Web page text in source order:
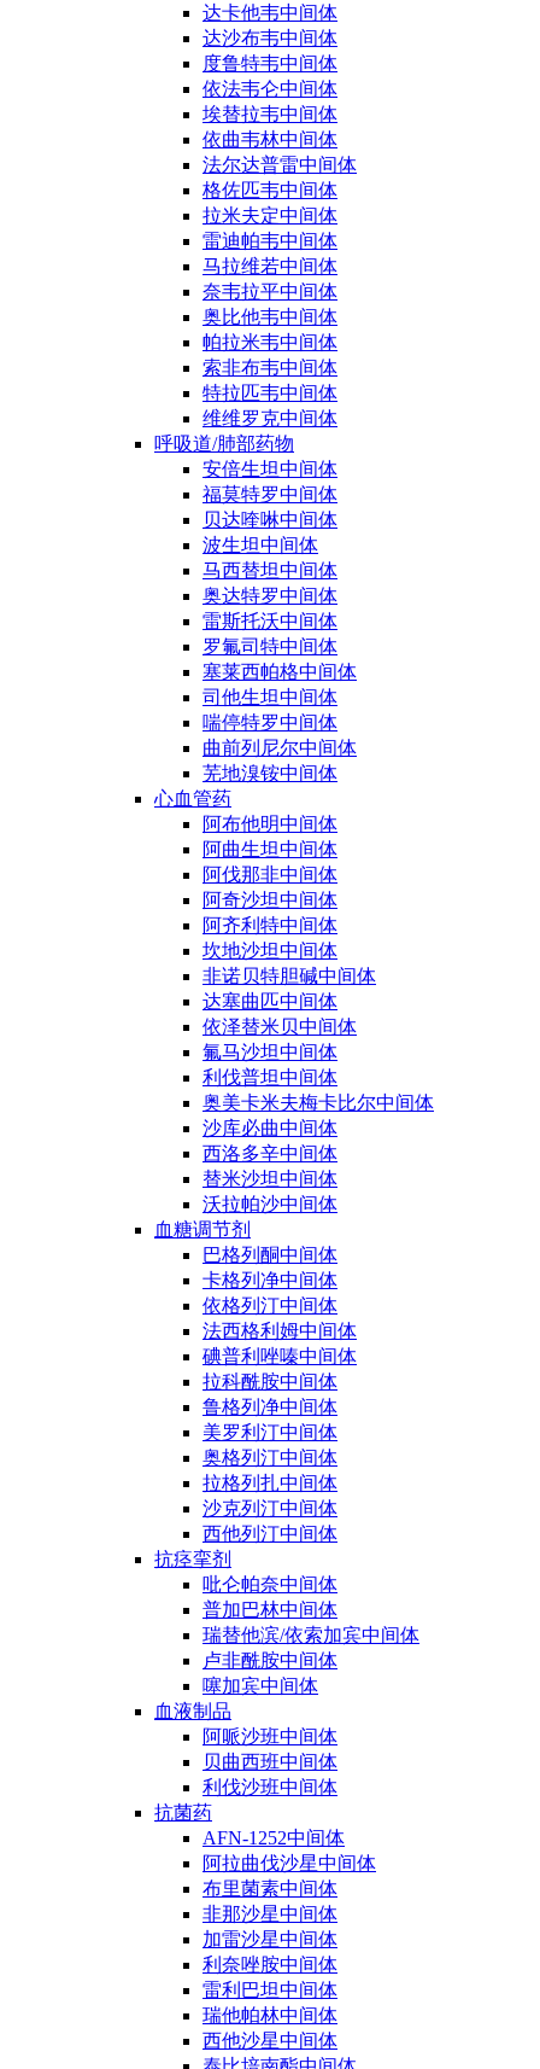
达卡他韦中间体
达沙布韦中间体
度鲁特韦中间体
依法韦仑中间体
埃替拉韦中间体
依曲韦林中间体
法尔达普雷中间体
格佐匹韦中间体
拉米夫定中间体
雷迪帕韦中间体
马拉维若中间体
奈韦拉平中间体
奥比他韦中间体
帕拉米韦中间体
索非布韦中间体
特拉匹韦中间体
维维罗克中间体
呼吸道/肺部药物
安倍生坦中间体
福莫特罗中间体
贝达喹啉中间体
波生坦中间体
马西替坦中间体
奥达特罗中间体
雷斯托沃中间体
罗氟司特中间体
塞莱西帕格中间体
司他生坦中间体
喘停特罗中间体
曲前列尼尔中间体
芜地溴铵中间体
心血管药
阿布他明中间体
阿曲生坦中间体
阿伐那非中间体
阿奇沙坦中间体
阿齐利特中间体
坎地沙坦中间体
非诺贝特胆碱中间体
达塞曲匹中间体
依泽替米贝中间体
氟马沙坦中间体
利伐普坦中间体
奥美卡米夫梅卡比尔中间体
沙库必曲中间体
西洛多辛中间体
替米沙坦中间体
沃拉帕沙中间体
血糖调节剂
巴格列酮中间体
卡格列净中间体
依格列汀中间体
法西格利姆中间体
碘普利唑嗪中间体
拉科酰胺中间体
鲁格列净中间体
美罗利汀中间体
奥格列汀中间体
拉格列扎中间体
沙克列汀中间体
西他列汀中间体
抗痉挛剂
吡仑帕奈中间体
普加巴林中间体
瑞替他滨/依索加宾中间体
卢非酰胺中间体
噻加宾中间体
血液制品
阿哌沙班中间体
贝曲西班中间体
利伐沙班中间体
抗菌药
AFN-1252中间体
阿拉曲伐沙星中间体
布里菌素中间体
非那沙星中间体
加雷沙星中间体
利奈唑胺中间体
雷利巴坦中间体
瑞他帕林中间体
西他沙星中间体